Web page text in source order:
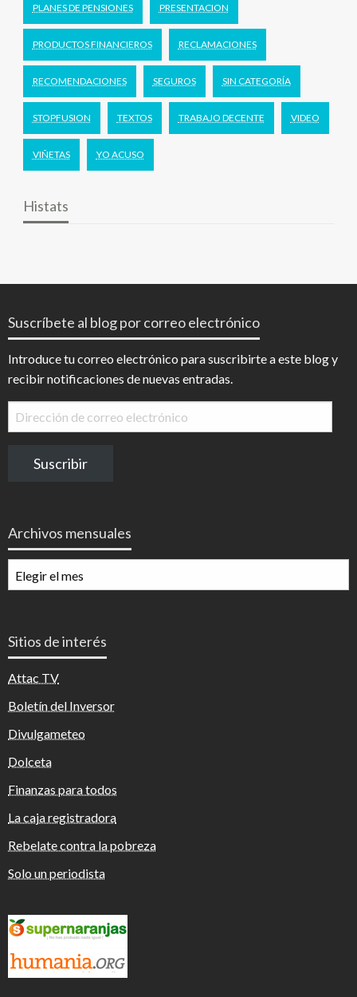
PLANES DE PENSIONES PRESENTACION
PRODUCTOS FINANCIEROS RECLAMACIONES
RECOMENDACIONES SEGUROS SIN CATEGORÍA
STOPFUSION TEXTOS TRABAJO DECENTE VIDEO
VIÑETAS YO ACUSO
Histats
Suscríbete al blog por correo electrónico
Introduce tu correo electrónico para suscribirte a este blog y
recibir notificaciones de nuevas entradas.
Dirección
de
electrónico
Suscribir
Archivos mensuales
mensuales
Sitios de interés
Attac TV
Boletín del Inversor
Divulgameteo
Dolceta
Finanzas para todos
La caja registradora
Rebelate contra la pobreza
Solo un periodista